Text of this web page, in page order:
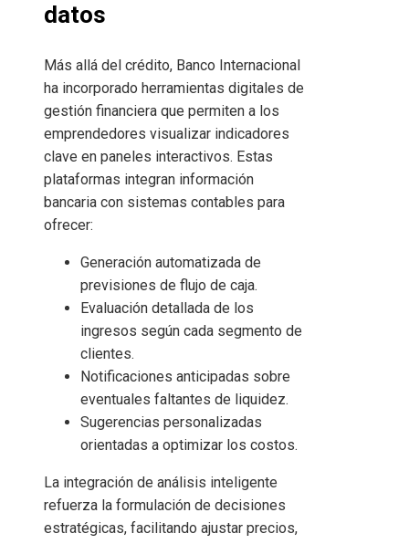
datos
Más allá del crédito, Banco Internacional
ha incorporado herramientas digitales de
gestión financiera que permiten a los
emprendedores visualizar indicadores
clave en paneles interactivos. Estas
plataformas integran información
bancaria con sistemas contables para
ofrecer:
Generación automatizada de
previsiones de flujo de caja.
Evaluación detallada de los
ingresos según cada segmento de
clientes.
Notificaciones anticipadas sobre
eventuales faltantes de liquidez.
Sugerencias personalizadas
orientadas a optimizar los costos.
La integración de análisis inteligente
refuerza la formulación de decisiones
estratégicas, facilitando ajustar precios,